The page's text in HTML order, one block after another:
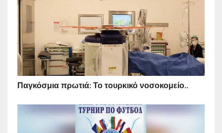
Παγκόσμια πρωτιά: Το τουρκικό νοσοκομείο..